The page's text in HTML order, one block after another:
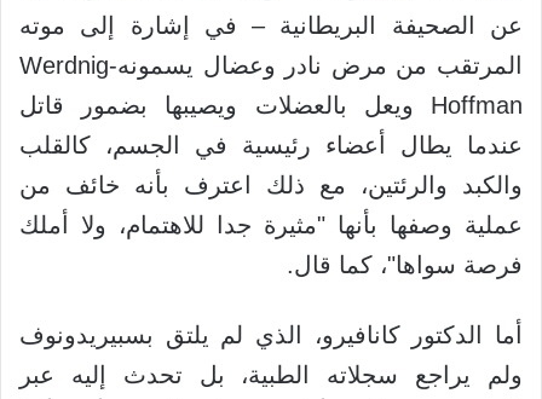
عن الصحيفة البريطانية – في إشارة إلى موته
المرتقب من مرض نادر وعضال يسمونهWerdnig-
Hoffman ويعل بالعضلات ويصيبها بضمور قاتل
عندما يطال أعضاء رئيسية في الجسم، كالقلب
والكبد والرئتين، مع ذلك اعترف بأنه خائف من
عملية وصفها بأنها "مثيرة جدا للاهتمام، ولا أملك
فرصة سواها"، كما قال.
أما الدكتور كانافيرو، الذي لم يلتق بسبيريدونوف
ولم يراجع سجلاته الطبية، بل تحدث إليه عبر